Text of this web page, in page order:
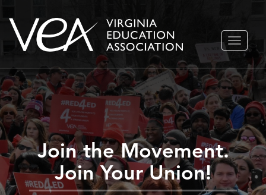
Ir
Join the Movement.
Join Your Union!